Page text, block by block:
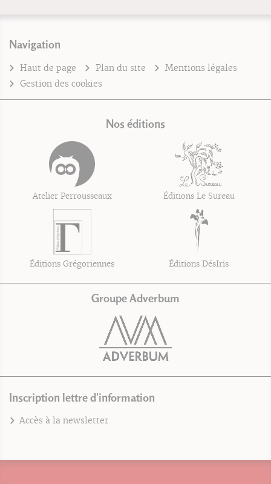
Navigation
Haut de page Plan du site
Mentions légales
Gestion des cookies
Nos éditions
Atelier Perrousseaux Éditions Le Sureau
Éditions Grégoriennes Éditions DésIris
Groupe Adverbum
Inscription lettre d'information
Accès à la newsletter